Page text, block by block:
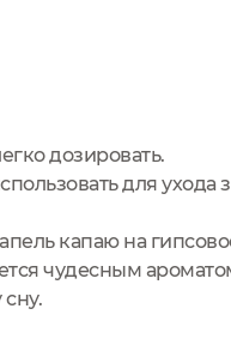
дозировать.
для ухода
капаю на
чудесным